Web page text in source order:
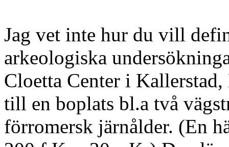
Jag vet inte hur du vill
arkeologiska
Cloetta Center i
till en boplats bl.a två
förromersk järnålder. (En